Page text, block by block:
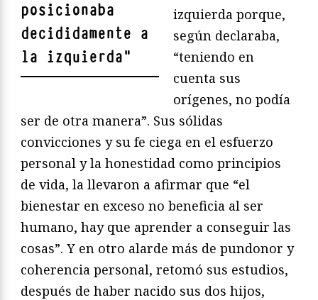
posicionaba
decididamente a
la izquierda"
izquierda porque,
según declaraba,
“teniendo en
cuenta sus
orígenes, no podía
ser de otra manera”. Sus sólidas
convicciones y su fe ciega en el esfuerzo
personal y la honestidad como principios
de vida, la llevaron a afirmar que “el
bienestar en exceso no beneficia al ser
humano, hay que aprender a conseguir las
cosas”. Y en otro alarde más de pundonor y
coherencia personal, retomó sus estudios,
después de haber nacido sus dos hijos,